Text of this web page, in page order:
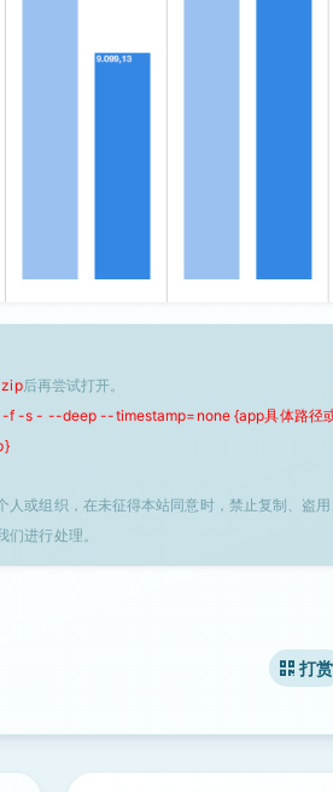
zip后再尝试打开。
f -s - --deep --timestamp=none {app具体路径
或组织，在未征得本站同意时，禁止复制、盗用
进行处理。
打赏